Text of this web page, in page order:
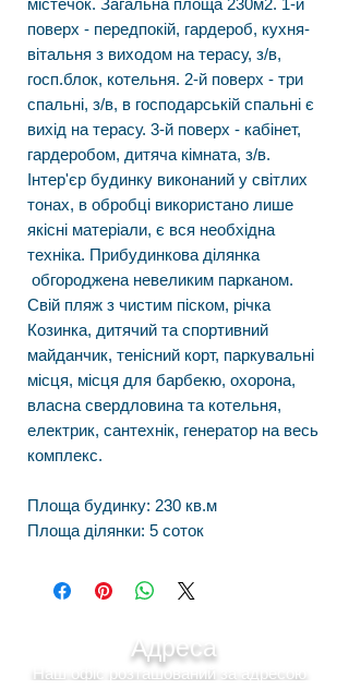
містечок. Загальна площа 230м2. 1-й
поверх - передпокій, гардероб, кухня-
вітальня з виходом на терасу, з/в,
госп.блок, котельня. 2-й поверх - три
спальні, з/в, в господарській спальні є
вихід на терасу. 3-й поверх - кабінет,
гардеробом, дитяча кімната, з/в.
Інтер'єр будинку виконаний у світлих
тонах, в обробці використано лише
якісні матеріали, є вся необхідна
техніка. Прибудинкова ділянка
обгороджена невеликим парканом.
Свій пляж з чистим піском, річка
Козинка, дитячий та спортивний
майданчик, тенісний корт, паркувальні
місця, місця для барбекю, охорона,
власна свердловина та котельня,
електрик, сантехнік, генератор на весь
комплекс.
Площа будинку: 230 кв.м
Площа ділянки: 5 соток
Адреса
Наш офіс розташований за адресою